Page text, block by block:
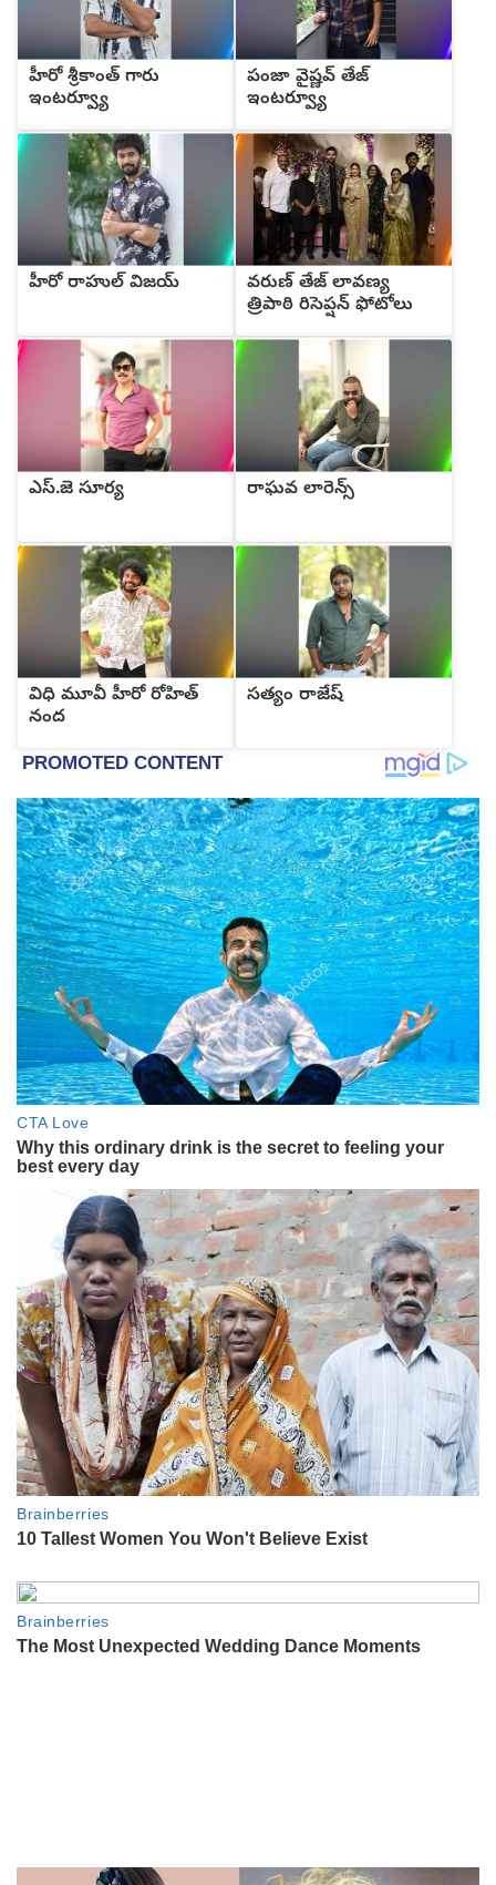
హీరో శ్రీకాంత్ గారు
ఇంటర్వ్యూ
పంజా వైష్ణవ్ తేజ్
ఇంటర్వ్యూ
హీరో రాహుల్ విజయ్
వరుణ్ తేజ్ లావణ్య
త్రిపాఠి రిసెప్షన్ ఫోటోలు
ఎస్.జె సూర్య రాఘవ లారెన్స్
విధి మూవీ హీరో రోహిత్
నంద
సత్యం రాజేష్